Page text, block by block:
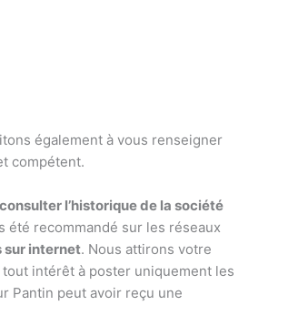
également à vous renseigner
compétent.
consulter l’historique de la société
été recommandé sur les réseaux
sur internet. Nous attirons votre
intérêt à poster uniquement les
Pantin peut avoir reçu une